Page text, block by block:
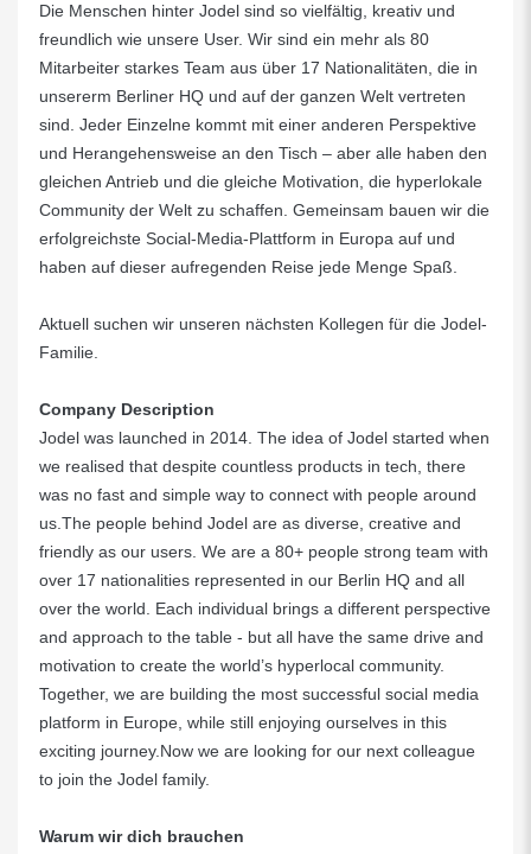
Die Menschen hinter Jodel sind so vielfältig, kreativ und
freundlich wie unsere User. Wir sind ein mehr als 80
Mitarbeiter starkes Team aus über 17 Nationalitäten, die in
unsererm Berliner HQ und auf der ganzen Welt vertreten
sind. Jeder Einzelne kommt mit einer anderen Perspektive
und Herangehensweise an den Tisch – aber alle haben den
gleichen Antrieb und die gleiche Motivation, die hyperlokale
Community der Welt zu schaffen. Gemeinsam bauen wir die
erfolgreichste Social-Media-Plattform in Europa auf und
haben auf dieser aufregenden Reise jede Menge Spaß.
Aktuell suchen wir unseren nächsten Kollegen für die Jodel-
Familie.
Company Description
Jodel was launched in 2014. The idea of Jodel started when
we realised that despite countless products in tech, there
was no fast and simple way to connect with people around
us.The people behind Jodel are as diverse, creative and
friendly as our users. We are a 80+ people strong team with
over 17 nationalities represented in our Berlin HQ and all
over the world. Each individual brings a different perspective
and approach to the table - but all have the same drive and
motivation to create the world’s hyperlocal community.
Together, we are building the most successful social media
platform in Europe, while still enjoying ourselves in this
exciting journey.Now we are looking for our next colleague
to join the Jodel family.
Warum wir dich brauchen